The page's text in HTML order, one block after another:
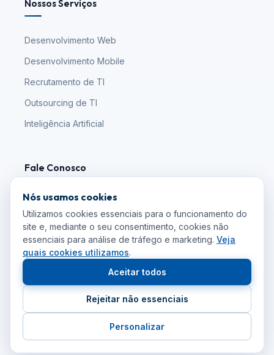
Nossos Serviços
Desenvolvimento Web
Desenvolvimento Mobile
Recrutamento de TI
Outsourcing de TI
Inteligência Artificial
Fale Conosco
+55 (11) 5286-3220
Termos de Serviço Política de Privacidade
Nós usamos cookies
Utilizamos cookies essenciais para o funcionamento do
site e, mediante o seu consentimento, cookies não
essenciais para análise de tráfego e marketing. Veja
quais cookies utilizamos.
Personalizar
Rejeitar não essenciais
Aceitar todos